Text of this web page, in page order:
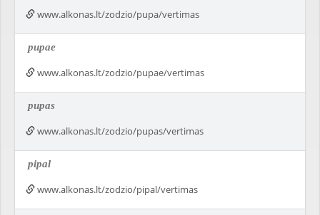
www.alkonas.lt/zodzio/pupa/vertimas
pupae
www.alkonas.lt/zodzio/pupae/vertimas
pupas
www.alkonas.lt/zodzio/pupas/vertimas
pipal
www.alkonas.lt/zodzio/pipal/vertimas